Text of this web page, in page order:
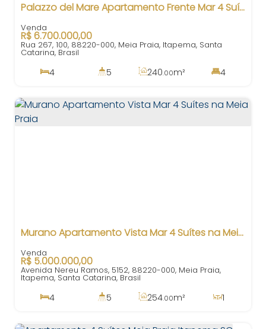
Palazzo del Mare Apartamento Frente Mar 4 Suítes na Meia Praia
R$6.700.000,00
Rua 267, 100, 88220-000, Meia Praia, Itapema, Santa
Catarina, Brasil
4 5 240.00m²
4
Murano Apartamento Vista Mar 4 Suítes na Meia Praia
R$ 5.000.000,00
Avenida Nereu Ramos, 5152, 88220-000, Meia Praia,
Itapema, Santa Catarina, Brasil
4 5 254.00m²
1